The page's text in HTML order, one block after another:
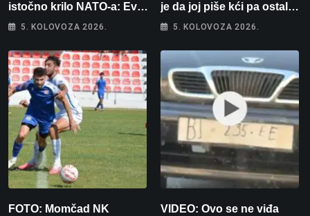
istočno krilo NATO-a: Evo
kamo odlazi 82 hrvatska
5. KOLOVOZA 2026.
je da joj piše kći pa ostala
bez 1000 eura
5. KOLOVOZA 2026.
FOTO: Momčad NK
VIDEO: Ovo se ne viđa